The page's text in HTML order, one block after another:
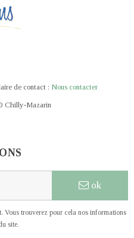
de contact : Nous contacter
Chilly-Mazarin
ok
Vous trouverez pour cela nos informations
site.